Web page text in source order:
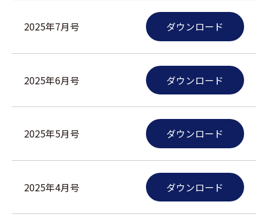
2025年7月号 ダウンロード
2025年6月号 ダウンロード
2025年5月号 ダウンロード
2025年4月号 ダウンロード